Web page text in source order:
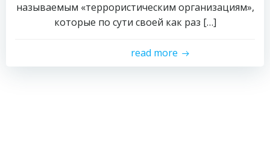
называемым «террористическим организациям»,
которые по сути своей как раз […]
read more